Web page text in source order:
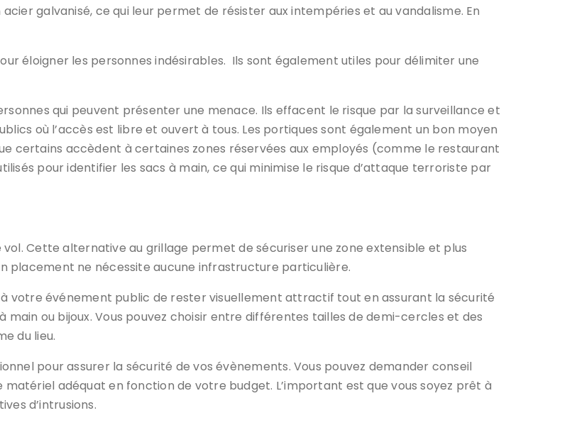
galvanisé, ce qui leur permet de résister aux intempéries et au vandalisme. En
éloigner les personnes indésirables. Ils sont également utiles pour délimiter une
qui peuvent présenter une menace. Ils effacent le risque par la surveillance et
où l’accès est libre et ouvert à tous. Les portiques sont également un bon moyen
certains accèdent à certaines zones réservées aux employés (comme le restaurant
pour identifier les sacs à main, ce qui minimise le risque d’attaque terroriste par
Cette alternative au grillage permet de sécuriser une zone extensible et plus
placement ne nécessite aucune infrastructure particulière.
votre événement public de rester visuellement attractif tout en assurant la sécurité
main ou bijoux. Vous pouvez choisir entre différentes tailles de demi-cercles et des
du lieu.
pour assurer la sécurité de vos évènements. Vous pouvez demander conseil
matériel adéquat en fonction de votre budget. L’important est que vous soyez prêt à
d’intrusions.